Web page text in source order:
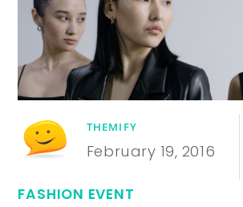
THEMIFY
February 19, 2016
FASHION EVENT